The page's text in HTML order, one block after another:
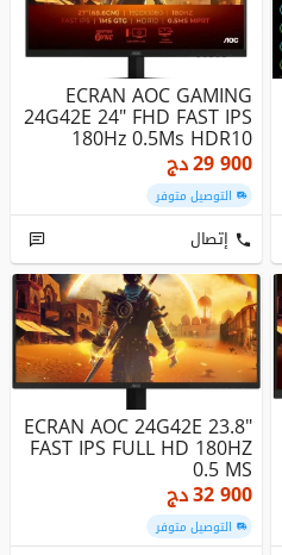
ECRAN AOC GAMING
24G42E 24" FHD FAST IPS
180Hz 0.5Ms HDR10
Adaptive-Sy...
29 900دج
التوصيل متوفر
إتصال
ECRAN AOC 24G42E 23.8"
FAST IPS FULL HD 180HZ
0.5 MS
32 900دج
التوصيل متوفر